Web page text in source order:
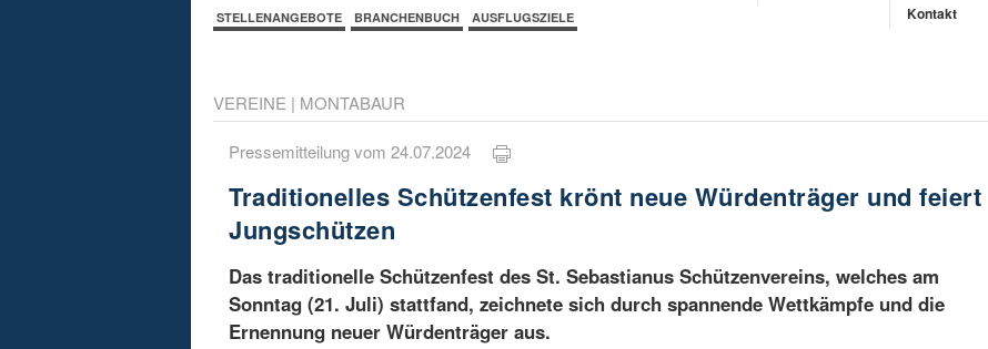
STELLENANGEBOTE BRANCHENBUCH AUSFLUGSZIELE
Kontakt
VEREINE | MONTABAUR
Pressemitteilung vom 24.07.2024
Traditionelles Schützenfest krönt neue Würdenträger und feiert
Jungschützen
Das traditionelle Schützenfest des St. Sebastianus Schützenvereins, welches am
Sonntag (21. Juli) stattfand, zeichnete sich durch spannende Wettkämpfe und die
Ernennung neuer Würdenträger aus.